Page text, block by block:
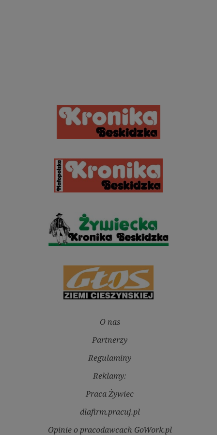
O nas
Partnerzy
Regulaminy
Reklamy:
Praca Żywiec
dlafirm.pracuj.pl
Opinie o pracodawcach GoWork.pl